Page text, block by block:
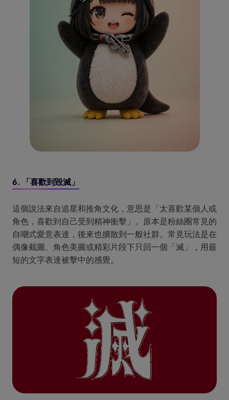
6. 「喜歡到毀滅」
這個說法來自追星和推角文化，意思是「太喜歡某個人或
角色，喜歡到自己受到精神衝擊」。原本是粉絲圈常見的
自嘲式愛意表達，後來也擴散到一般社群。常見玩法是在
偶像截圖、角色美圖或精彩片段下只回一個「滅」，用最
短的文字表達被擊中的感覺。